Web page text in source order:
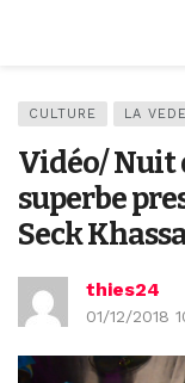
CULTURE LA
Vidéo/ Nuit
superbe
Seck
thies24
01/12/2018